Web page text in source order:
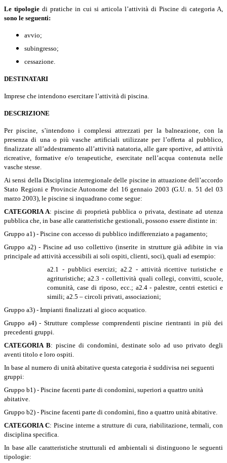
Le tipologie di pratiche in cui si articola l’attività di Piscine di categoria A,
sono le seguenti:
avvio;
subingresso;
cessazione.
DESTINATARI
Imprese che intendono esercitare l’attività di piscina.
DESCRIZIONE
Per piscine, s’intendono i complessi attrezzati per la balneazione, con la
presenza di una o più vasche artificiali utilizzate per l’offerta al pubblico,
finalizzate all’addestramento all’attività natatoria, alle gare sportive, ad attività
ricreative, formative e/o terapeutiche, esercitate nell’acqua contenuta nelle
vasche stesse.
Ai sensi della Disciplina interregionale delle piscine in attuazione dell’accordo
Stato Regioni e Provincie Autonome del 16 gennaio 2003 (G.U. n. 51 del 03
marzo 2003), le piscine si inquadrano come segue:
CATEGORIA A: piscine di proprietà pubblica o privata, destinate ad utenza
pubblica che, in base alle caratteristiche gestionali, possono essere distinte in:
Gruppo a1) - Piscine con accesso di pubblico indifferenziato a pagamento;
Gruppo a2) - Piscine ad uso collettivo (inserite in strutture già adibite in via
principale ad attività accessibili ai soli ospiti, clienti, soci), quali ad esempio:
a2.1 - pubblici esercizi; a2.2 - attività ricettive turistiche e
agrituristiche; a2.3 - collettività quali collegi, convitti, scuole,
comunità, case di riposo, ecc.; a2.4 - palestre, centri estetici e
simili; a2.5 – circoli privati, associazioni;
Gruppo a3) - Impianti finalizzati al gioco acquatico.
Gruppo a4) - Strutture complesse comprendenti piscine rientranti in più dei
precedenti gruppi.
CATEGORIA B: piscine di condomìni, destinate solo ad uso privato degli
aventi titolo e loro ospiti.
In base al numero di unità abitative questa categoria è suddivisa nei seguenti
gruppi:
Gruppo b1) - Piscine facenti parte di condomìni, superiori a quattro unità
abitative.
Gruppo b2) - Piscine facenti parte di condomìni, fino a quattro unità abitative.
CATEGORIA C: Piscine interne a strutture di cura, riabilitazione, termali, con
disciplina specifica.
In base alle caratteristiche strutturali ed ambientali si distinguono le seguenti
tipologie: